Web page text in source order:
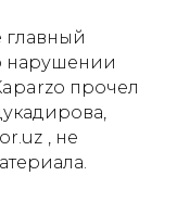
главный
нарушении
прочел
, не